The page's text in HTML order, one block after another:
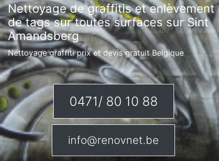
Nettoyage de graffitis et enlèvement
de tags sur toutes surfaces sur Sint
Amandsberg
Nettoyage graffiti prix et devis gratuit Belgique
0471/ 80 10 88
info@renovnet.be